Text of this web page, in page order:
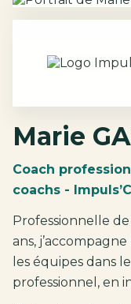
Marie
Coach
coachs - Impuls’C
Professionnelle
ans,
les équipes dans
professionnel, en